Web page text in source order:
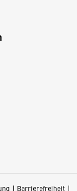
Barrierefreiheit